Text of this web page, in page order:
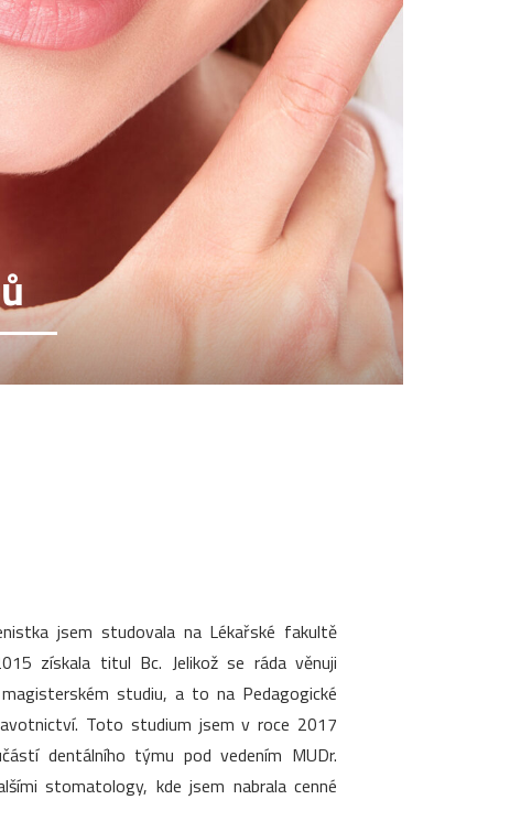
jsem studovala na Lékařské fakultě
získala titul Bc. Jelikož se ráda věnuji
studiu, a to na Pedagogické
Toto studium jsem v roce 2017
dentálního týmu pod vedením MUDr.
stomatology, kde jsem nabrala cenné